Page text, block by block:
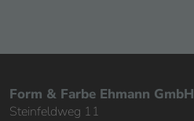
Form & Farbe Ehmann GmbH
Steinfeldweg 11